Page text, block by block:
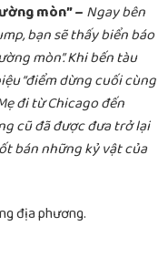
mòn” – Ngay bên
bạn sẽ thấy biển báo
mòn”. Khi bến tàu
“điểm dừng cuối cùng
đi từ Chicago đến
cũ đã được đưa trở lại
bán những kỷ vật của
địa phương.